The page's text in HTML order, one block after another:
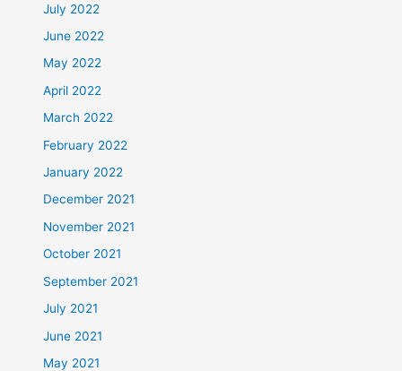
July 2022
June 2022
May 2022
April 2022
March 2022
February 2022
January 2022
December 2021
November 2021
October 2021
September 2021
July 2021
June 2021
May 2021